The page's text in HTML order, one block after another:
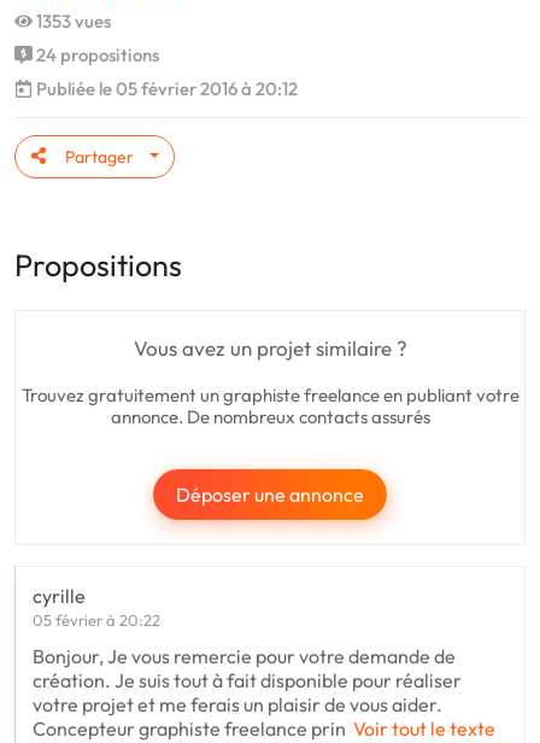
1353 vues
24 propositions
Publiée le 05 février 2016 à 20:12
Partager
Propositions
Vous avez un projet similaire ?
Trouvez gratuitement un graphiste freelance en publiant votre
annonce. De nombreux contacts assurés
Déposer une annonce
cyrille
05 février à 20:22
Bonjour, Je vous remercie pour votre demande de
création. Je suis tout à fait disponible pour réaliser
votre projet et me ferais un plaisir de vous aider.
Concepteur graphiste freelance prin Voir tout le texte